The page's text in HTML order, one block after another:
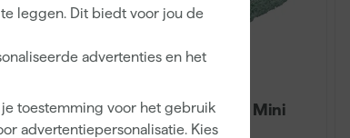
leggen. Dit biedt voor jou de
advertenties en het
toestemming voor het gebruik
advertentiepersonalisatie. Kies
een strak
van baan
en zorg
Anza PRO Mini
Micmex